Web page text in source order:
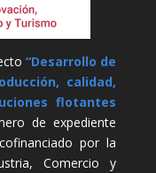
“Desarrollo de
calidad,
flotantes
de expediente
por la
Comercio y